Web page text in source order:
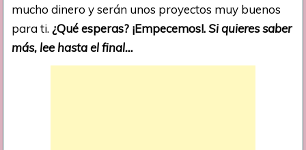
mucho dinero y serán unos proyectos muy buenos
para ti. ¿Qué esperas? ¡Empecemos!.Si quieres saber
más, lee hasta el final…